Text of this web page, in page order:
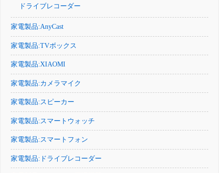
ドライブレコーダー
家電製品:AnyCast
家電製品:TVボックス
家電製品:XIAOMI
家電製品:カメラマイク
家電製品:スピーカー
家電製品:スマートウォッチ
家電製品:スマートフォン
家電製品:ドライブレコーダー